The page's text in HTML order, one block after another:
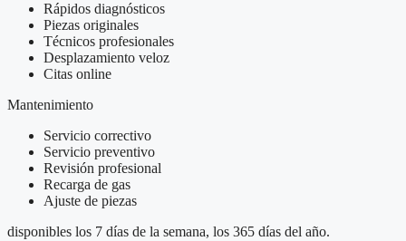
Rápidos diagnósticos
Piezas originales
Técnicos profesionales
Desplazamiento veloz
Citas online
Mantenimiento
Servicio correctivo
Servicio preventivo
Revisión profesional
Recarga de gas
Ajuste de piezas
disponibles los 7 días de la semana, los 365 días del año.